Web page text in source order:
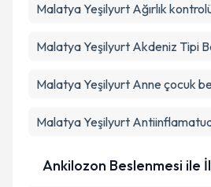
Malatya Yeşilyurt Ağırlık
Malatya Yeşilyurt Akdeniz Tipi
Malatya Yeşilyurt Anne çocuk
Malatya Yeşilyurt
Ankilozon Beslenmesi ile